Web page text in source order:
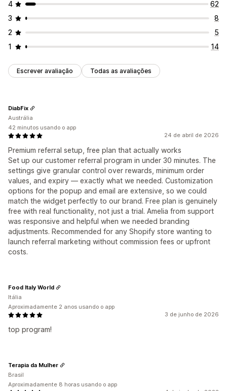
Descontos e links personalizados Domínio personalizado
Formulários personalizados Branding personalizado
Pagamentos
Pagamentos em cartão Pagamentos em cartão-presente
4
62
3
8
2
5
1
14
Escrever avaliação Todas as avaliações
24 de abril de 2026
Premium referral setup, free plan that actually works
Set up our customer referral program in under 30 minutes. The
settings give granular control over rewards, minimum order
values, and expiry — exactly what we needed. Customization
options for the popup and email are extensive, so we could
match the widget perfectly to our brand. Free plan is genuinely
free with real functionality, not just a trial. Amelia from support
was responsive and helpful when we needed branding
adjustments. Recommended for any Shopify store wanting to
launch referral marketing without commission fees or upfront
costs.
DiabFix
Austrália
42 minutos usando o app
3 de junho de 2026
top program!
Food Italy World
Itália
Aproximadamente 2 anos usando o app
Terapia da Mulher
Brasil
Aproximadamente 8 horas usando o app